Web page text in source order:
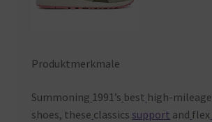
Produktmerkmale
Summoning 1991’s best high-mileage
shoes, these classics support and flex